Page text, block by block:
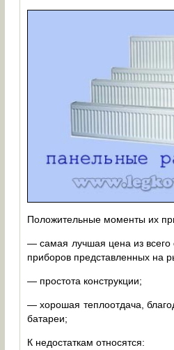
Положительные моменты их
— самая лучшая цена из всего
приборов представленных на
— простота конструкции;
— хорошая теплоотдача,
батареи;
К недостаткам относятся: